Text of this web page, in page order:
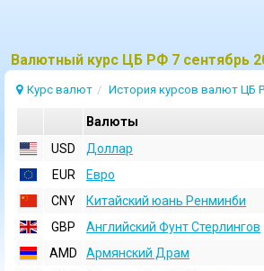
Bалютный курс ЦБ РФ 7 сентябрь
Курс валют История курсов валют ЦБ
Валюты
USD
Доллар
EUR
Евро
CNY
Китайский юань Ренминби
GBP
Английский Фунт Стерлингов
AMD
Армянский Драм